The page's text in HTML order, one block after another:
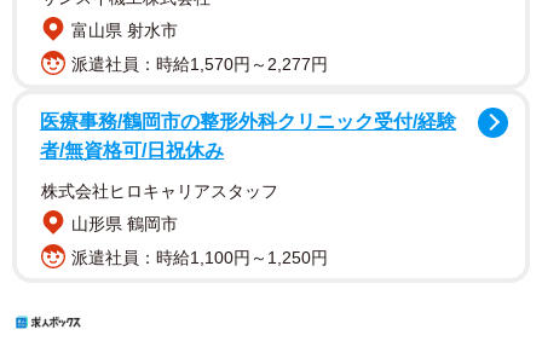
富山県 射水市
派遣社員：時給1,570円～2,277円
医療事務/鶴岡市の整形外科クリニック受付/経験
者/無資格可/日祝休み
株式会社ヒロキャリアスタッフ
山形県 鶴岡市
派遣社員：時給1,100円～1,250円